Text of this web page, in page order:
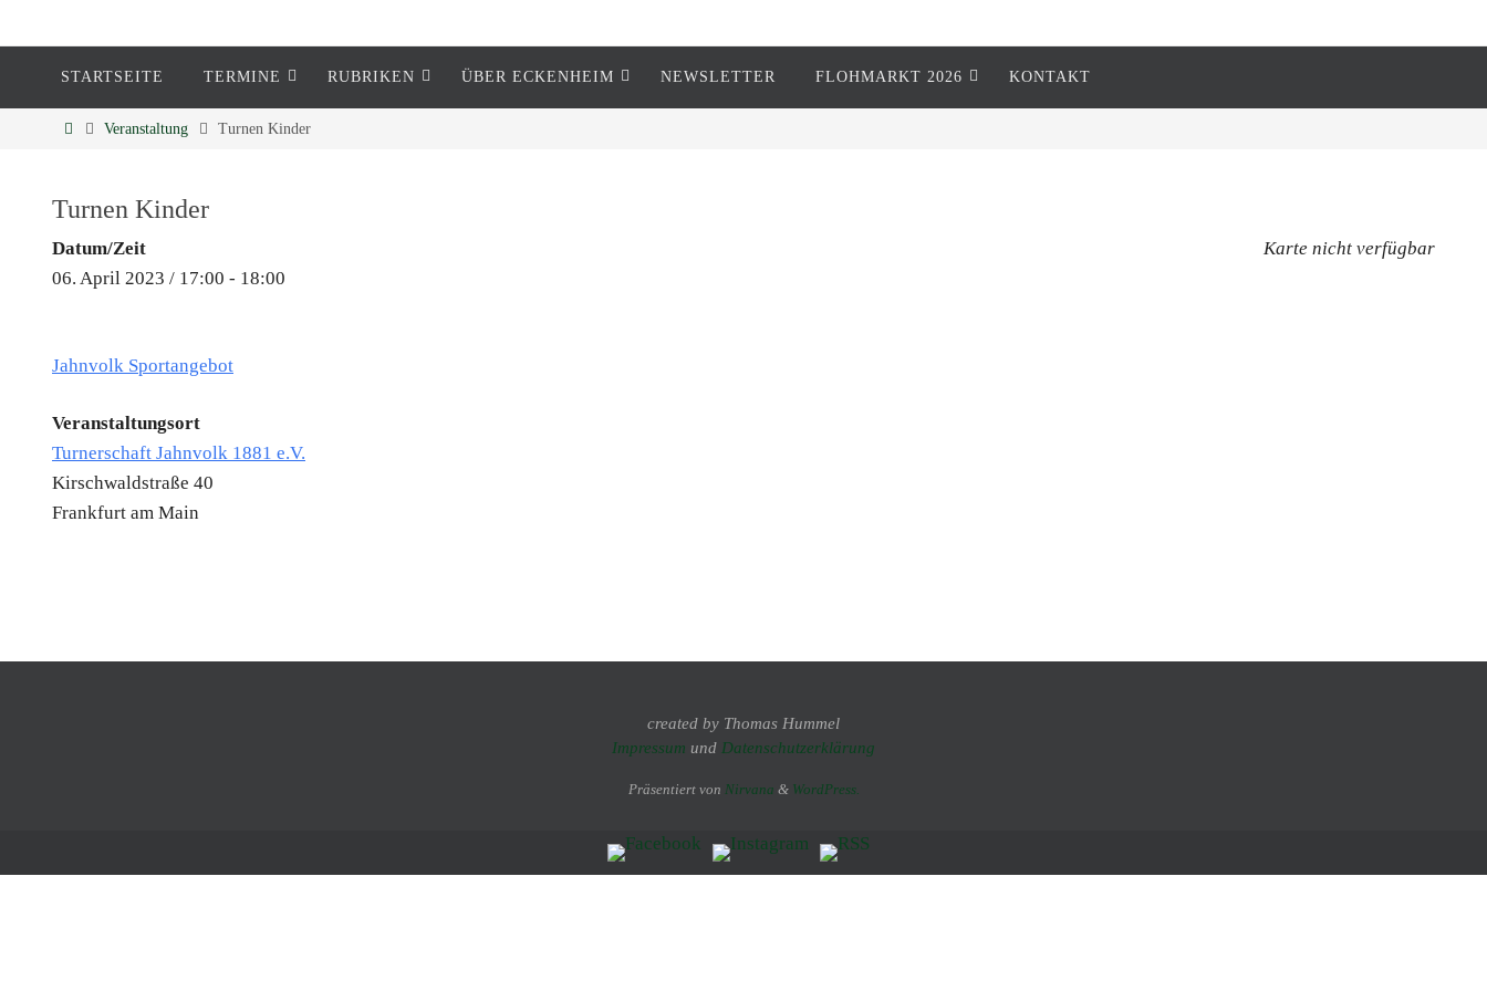
Eckenheim
STARTSEITE TERMINE RUBRIKEN ÜBER ECKENHEIM NEWSLETTER FLOHMARKT 2026 KONTAKT
Veranstaltung Turnen Kinder
Turnen Kinder
Karte nicht verfügbar
Datum/Zeit
06. April 2023 / 17:00 - 18:00
Jahnvolk Sportangebot
Veranstaltungsort
Turnerschaft Jahnvolk 1881 e.V.
Kirschwaldstraße 40
Frankfurt am Main
created by Thomas Hummel
Impressum und Datenschutzerklärung
Präsentiert von Nirvana & WordPress.